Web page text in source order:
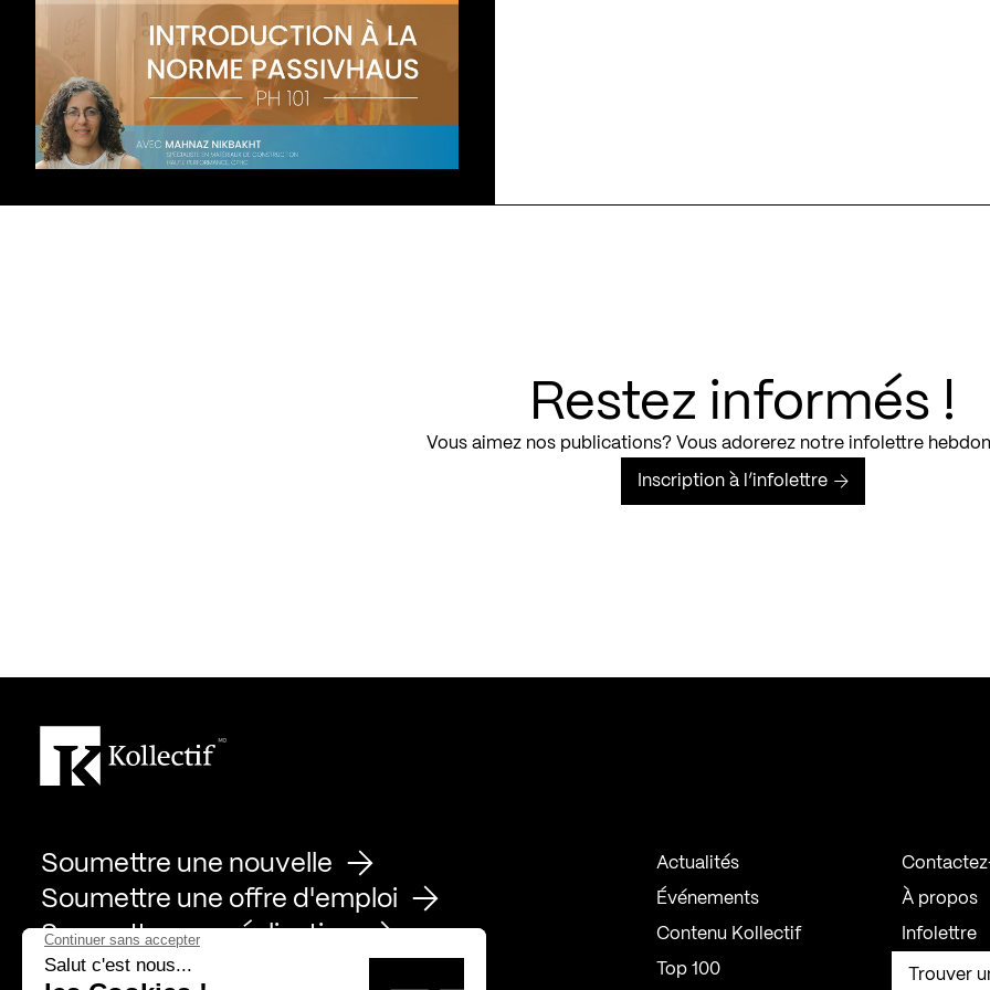
Restez informés !
Vous aimez nos publications? Vous adorerez notre infolettre
Inscription à l’infolettre
Soumettre une nouvelle
Soumettre une offre d'emploi
Soumettre une réalisation
Actualités
Événements
Contenu Kollectif
Top 100
À propos
Infolettre
Trouver